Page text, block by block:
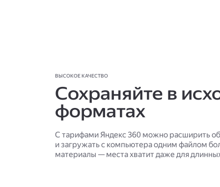
ВЫСОКОЕ КАЧЕСТВО
Сохраняйте в
форматах
С тарифами Яндекс 360 можно расширить
и загружать с компьютера одним файлом
материалы — места хватит даже для